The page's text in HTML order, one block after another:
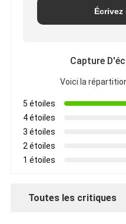
Écrivez
Capture
Voici la
5 étoiles
4 étoiles
3 étoiles
2 étoiles
1 étoiles
Toutes les critiques